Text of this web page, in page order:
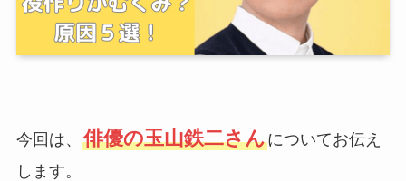
今回は、 俳優の玉山鉄二さんについてお伝え
します。